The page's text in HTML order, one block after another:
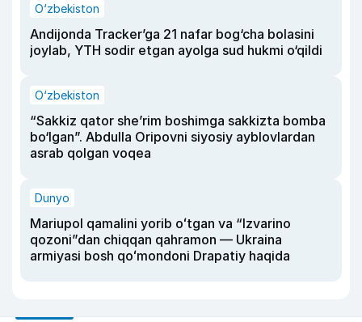
O‘zbekiston
Andijonda Tracker’ga 21 nafar bog‘cha bolasini
joylab, YTH sodir etgan ayolga sud hukmi o‘qildi
O‘zbekiston
“Sakkiz qator she’rim boshimga sakkizta bomba
bo‘lgan”. Abdulla Oripovni siyosiy ayblovlardan
asrab qolgan voqea
Dunyo
Mariupol qamalini yorib oʻtgan va “Izvarino
qozoni”dan chiqqan qahramon — Ukraina
armiyasi bosh qoʻmondoni Drapatiy haqida